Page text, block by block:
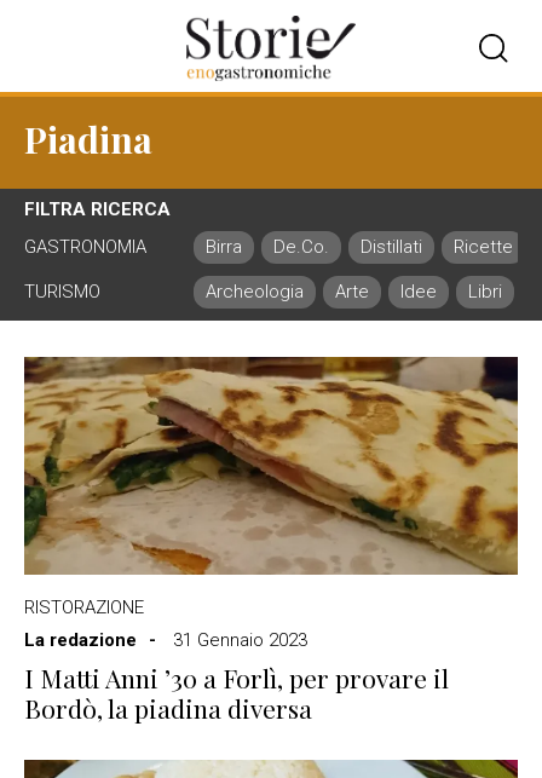
Piadina
FILTRA RICERCA
GASTRONOMIA
Birra De.Co. Distillati Ricette
TURISMO Archeologia Arte Idee Libri
RISTORAZIONE
La redazione
31 Gennaio 2023
I Matti Anni ’30 a Forlì, per provare il
Bordò, la piadina diversa